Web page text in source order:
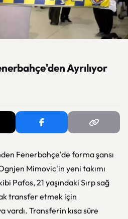
Ayrılıyor
Fenerbahçe'de forma şansı
Mimovic'in yeni takımı
Pafos, 21 yaşındaki Sırp sağ
transfer etmek için
vardı. Transferin kısa süre